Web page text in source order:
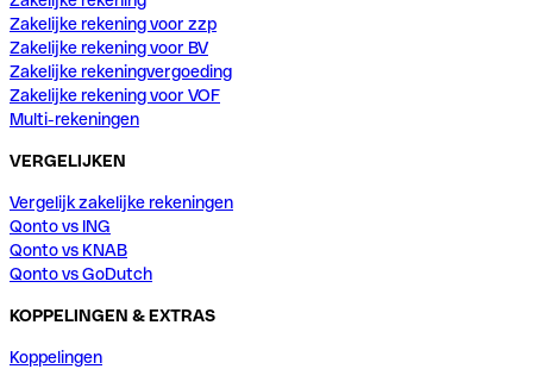
Zakelijke rekening voor zzp
Zakelijke rekening voor BV
Zakelijke rekeningvergoeding
Zakelijke rekening voor VOF
Multi-rekeningen
VERGELIJKEN
Vergelijk zakelijke rekeningen
Qonto vs ING
Qonto vs KNAB
Qonto vs GoDutch
KOPPELINGEN & EXTRAS
Koppelingen